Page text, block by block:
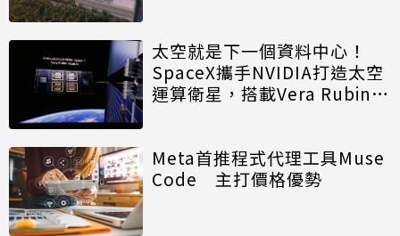
太空就是下一個資料中心！
SpaceX攜手NVIDIA打造太空
運算衛星，搭載Vera Rubin運
Meta首推程式代理工具Muse
Code 主打價格優勢